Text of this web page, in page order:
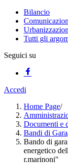
Bilancio
Tutti gli
Seguici su
Accedi
Home Page/
Documenti e
Bandi di Gara
Bando di
energetico
r.marinoni"